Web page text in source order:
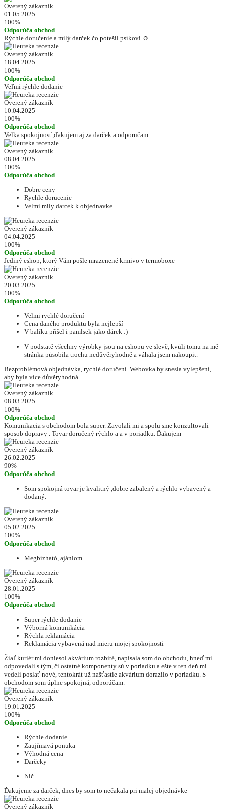
Overený zákazník
01.05.2025
100%
Odporúča obchod
Rýchle doručenie a milý darček čo potešil psíkovi ☺️
Overený zákazník
18.04.2025
100%
Odporúča obchod
Veľmi rýchle dodanie
Overený zákazník
10.04.2025
100%
Odporúča obchod
Velka spokojnosť,ďakujem aj za darček a odporučam
Overený zákazník
08.04.2025
100%
Odporúča obchod
Dobre ceny
Rychle dorucenie
Velmi mily darcek k objednavke
Overený zákazník
04.04.2025
100%
Odporúča obchod
Jediný eshop, ktorý Vám pošle mrazenené krmivo v termoboxe
Overený zákazník
20.03.2025
100%
Odporúča obchod
Velmi rychlé doručení
Cena daného produktu byla nejlepší
V balíku přišel i pamlsek jako dárek :)
V podstatě všechny výrobky jsou na eshopu ve slevě, kvůli tomu na mě
stránka působila trochu nedůvěryhodně a váhala jsem nakoupit.
Bezproblémová objednávka, rychlé doručení. Webovka by snesla vylepšení,
aby byla více důvěryhodná.
Overený zákazník
08.03.2025
100%
Odporúča obchod
Komunikacia s obchodom bola super. Zavolali mi a spolu sme konzultovali
sposob dopravy . Tovar doručený rýchlo a a v poriadku. Ďakujem
Overený zákazník
26.02.2025
90%
Odporúča obchod
Som spokojná tovar je kvalitný ,dobre zabalený a rýchlo vybavený a
dodaný.
Overený zákazník
05.02.2025
100%
Odporúča obchod
Megbízható, ajánlom.
Overený zákazník
28.01.2025
100%
Odporúča obchod
Super rýchle dodanie
Výborná komunikácia
Rýchla reklamácia
Reklamácia vybavená nad mieru mojej spokojnosti
Žiaľ kuriér mi doniesol akvárium rozbité, napísala som do obchodu, hneď mi
odpovedali s tým, či ostatné komponenty sú v poriadku a ešte v ten deň mi
vedeli poslať nové, tentokrát už našťastie akvárium dorazilo v poriadku. S
obchodom som úplne spokojná, odporúčam.
Overený zákazník
19.01.2025
100%
Odporúča obchod
Rýchle dodanie
Zaujímavá ponuka
Výhodná cena
Darčeky
Nič
Ďakujeme za darček, dnes by som to nečakala pri malej objednávke
Overený zákazník